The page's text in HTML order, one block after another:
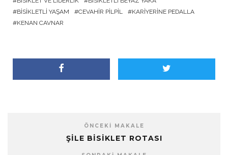
BISIKLETLI YAŞAM
CEVAHIR PILPIL
KARIYERINE PEDALLA
KENAN CAVNAR
ÖNCEKI MAKALE
ŞILE BISIKLET ROTASI